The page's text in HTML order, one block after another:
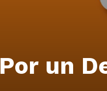
Por un